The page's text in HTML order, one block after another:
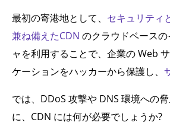
最初の寄港地として、 セキュリティ
兼ね備えたCDN のクラウドベース
ャを利用することで、企業の Web
ケーションをハッカーから保護し、
では、DDoS 攻撃や DNS 環境への
に、CDN には何が必要でしょうか?